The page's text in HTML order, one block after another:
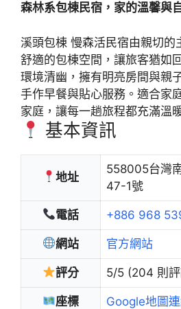
森林系包棟民宿，家的溫馨與
溪頭包棟 慢森活民宿由親切的
舒適的包棟空間，讓旅客猶如
環境清幽，擁有明亮房間與親
手作早餐與貼心服務。適合家
家庭，讓每一趟旅程都充滿溫
基本資訊
地址
558005台灣
47-1號
電話 +886 968
網站 官方網站
評分 5/5 (204 則
座標 Google地圖